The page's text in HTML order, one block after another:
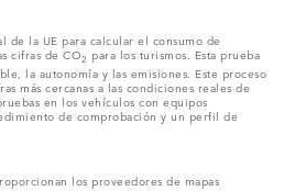
de la UE para calcular el consumo de
cifras de CO2 para los turismos. Esta prueba
la autonomía y las emisiones. Este proceso
más cercanas a las condiciones reales de
en los vehículos con equipos
de comprobación y un perfil de
los proveedores de mapas